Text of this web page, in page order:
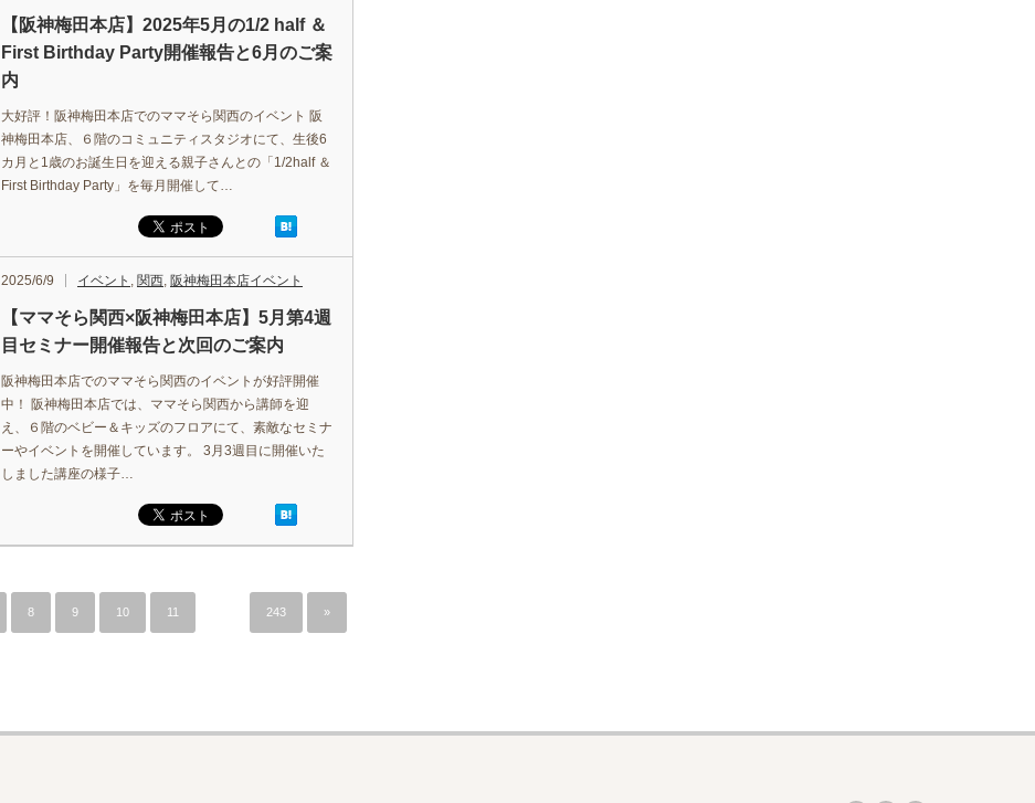
【阪神梅田本店】2025年5月の1/2 half ＆
First Birthday Party開催報告と6月のご案
内
大好評！阪神梅田本店でのママそら関西のイベント 阪
神梅田本店、６階のコミュニティスタジオにて、生後6
カ月と1歳のお誕生日を迎える親子さんとの「1/2half ＆
First Birthday Party」を毎月開催して…
2025/6/9 イベント , 関西, 阪神梅田本店イベント
【ママそら関西×阪神梅田本店】5月第4週
目セミナー開催報告と次回のご案内
阪神梅田本店でのママそら関西のイベントが好評開催
中！ 阪神梅田本店では、ママそら関西から講師を迎
え、６階のベビー＆キッズのフロアにて、素敵なセミナ
ーやイベントを開催しています。 3月3週目に開催いた
しました講座の様子…
8 9 10 11 243 »